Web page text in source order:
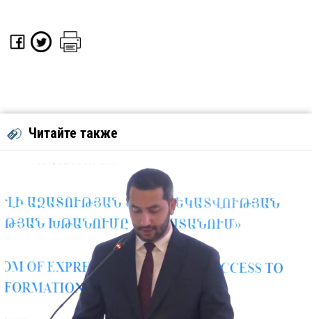
Читайте также